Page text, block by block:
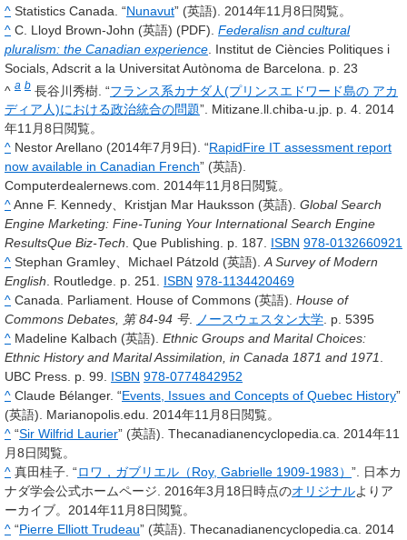
^ Statistics Canada. “Nunavut” (英語). 2014年11月8日閲覧。
^ C. Lloyd Brown-John (英語) (PDF). Federalisn and cultural
pluralism: the Canadian experience . Institut de Ciències Politiques i
Socials, Adscrit a la Universitat Autònoma de Barcelona. p. 23
^ a b 長谷川秀樹. “フランス系カナダ人(プリンスエドワード島の アカ
ディア人)における政治統合の問題”. Mitizane.ll.chiba-u.jp. p. 4. 2014
年11月8日閲覧。
^ Nestor Arellano (2014年7月9日). “RapidFire IT assessment report
now available in Canadian French” (英語).
Computerdealernews.com. 2014年11月8日閲覧。
^Anne F. Kennedy、Kristjan Mar Hauksson (英語). Global Search
Engine Marketing: Fine-Tuning Your International Search Engine
ResultsQue Biz-Tech. Que Publishing. p. 187. ISBN 978-0132660921
^ Stephan Gramley、Michael Pátzold (英語).A Survey of Modern
English. Routledge. p. 251. ISBN 978-1134420469
^ Canada. Parliament. House of Commons (英語). House of
Commons Debates, 第 84-94 号. ノースウェスタン大学. p. 5395
^ Madeline Kalbach (英語). Ethnic Groups and Marital Choices:
Ethnic History and Marital Assimilation, in Canada 1871 and 1971.
UBC Press. p. 99. ISBN 978-0774842952
^ Claude Bélanger. “Events, Issues and Concepts of Quebec History”
(英語). Marianopolis.edu. 2014年11月8日閲覧。
^ “Sir Wilfrid Laurier” (英語). Thecanadianencyclopedia.ca. 2014年11
月8日閲覧。
^ 真田桂子. “ロワ，ガブリエル（Roy, Gabrielle 1909-1983） ”. 日本カ
ナダ学会公式ホームページ. 2016年3月18日時点のオリジナルよりア
ーカイブ。2014年11月8日閲覧。
^ “Pierre Elliott Trudeau” (英語). Thecanadianencyclopedia.ca. 2014